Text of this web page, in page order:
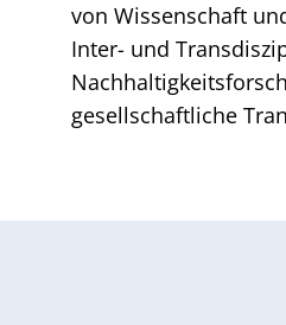
von Wissenschaft
Inter- und
gesellschaftliche